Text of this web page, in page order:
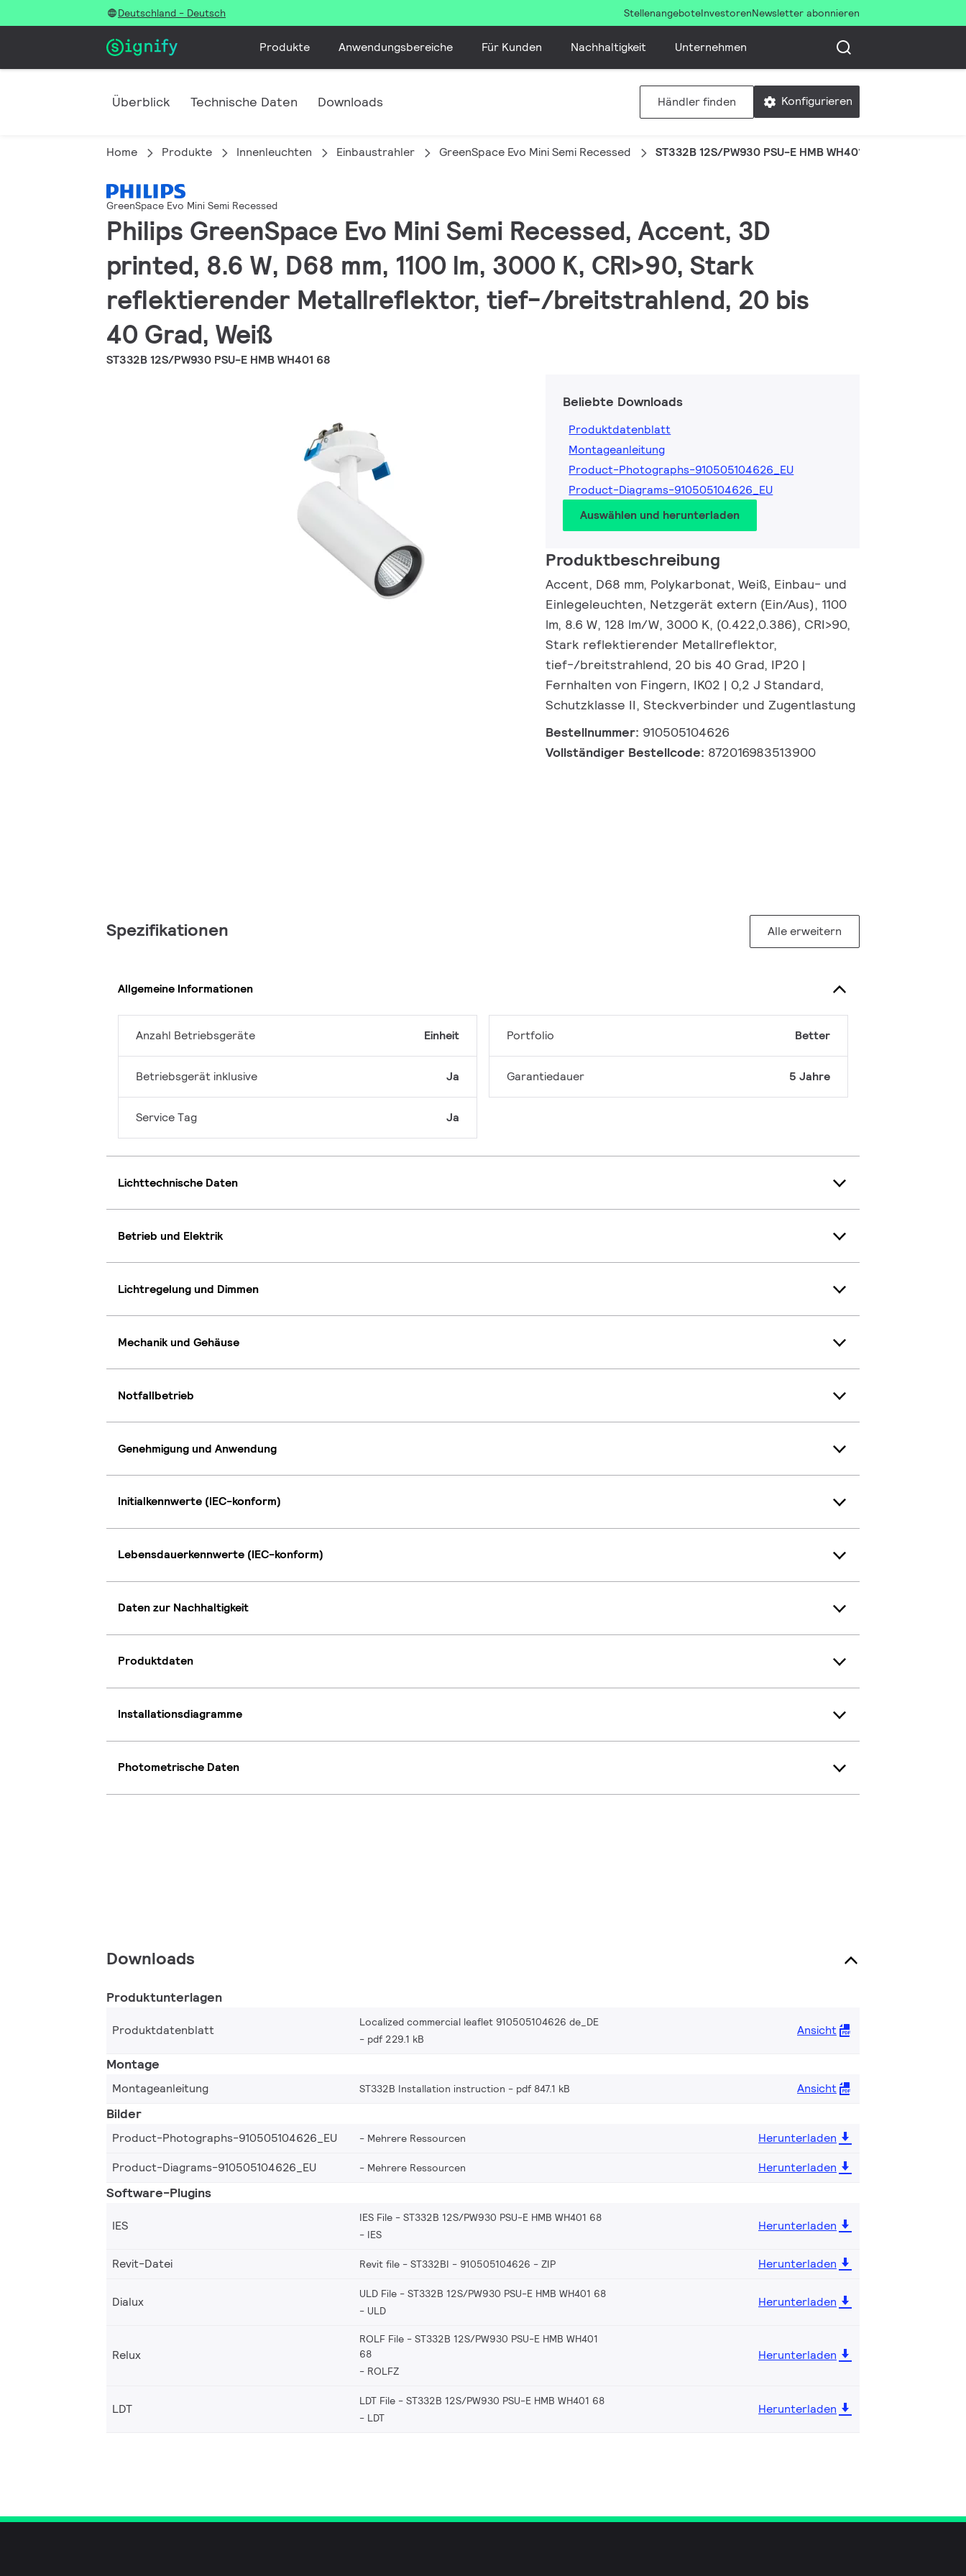
Deutschland - Deutsch StellenangeboteInvestorenNewsletter abonnieren
Produkte Anwendungsbereiche Für Kunden Nachhaltigkeit Unternehmen
Überblick Technische Daten Downloads Händler finden Konfigurieren
Home Produkte Innenleuchten Einbaustrahler GreenSpace Evo Mini Semi Recessed ST332B 12S/PW930 PSU-E HMB WH401 68
GreenSpace Evo Mini Semi Recessed
Philips GreenSpace Evo Mini Semi Recessed, Accent, 3D
printed, 8.6 W, D68 mm, 1100 lm, 3000 K, CRI>90, Stark
reflektierender Metallreflektor, tief-/breitstrahlend, 20 bis
40 Grad, Weiß
ST332B 12S/PW930 PSU-E HMB WH401 68
Beliebte Downloads
Produktdatenblatt
Montageanleitung
Product-Photographs-910505104626_EU
Product-Diagrams-910505104626_EU
Auswählen und herunterladen
Produktbeschreibung
Accent, D68 mm, Polykarbonat, Weiß, Einbau- und
Einlegeleuchten, Netzgerät extern (Ein/Aus), 1100
lm, 8.6 W, 128 lm/W, 3000 K, (0.422,0.386), CRI>90,
Stark reflektierender Metallreflektor,
tief-/breitstrahlend, 20 bis 40 Grad, IP20 |
Fernhalten von Fingern, IK02 | 0,2 J Standard,
Schutzklasse II, Steckverbinder und Zugentlastung
Bestellnummer: 910505104626
Vollständiger Bestellcode: 872016983513900
Spezifikationen Alle erweitern
Allgemeine Informationen
Anzahl Betriebsgeräte Einheit
Betriebsgerät inklusive Ja
Service Tag Ja
Portfolio Better
Garantiedauer 5 Jahre
Lichttechnische Daten
Betrieb und Elektrik
Lichtregelung und Dimmen
Mechanik und Gehäuse
Notfallbetrieb
Genehmigung und Anwendung
Initialkennwerte (IEC-konform)
Lebensdauerkennwerte (IEC-konform)
Daten zur Nachhaltigkeit
Produktdaten
Installationsdiagramme
Photometrische Daten
Downloads
Produktunterlagen
Produktdatenblatt
Localized commercial leaflet 910505104626 de_DE
pdf 229.1 kB
Ansicht
Montage
Montageanleitung ST332B Installation instruction pdf 847.1 kB Ansicht
Bilder
Product-Photographs-910505104626_EU Mehrere Ressourcen
Herunterladen
Product-Diagrams-910505104626_EU
Mehrere Ressourcen Herunterladen
Software-Plugins
IES
IES File - ST332B 12S/PW930 PSU-E HMB WH401 68
IES
Herunterladen
Revit-Datei Revit file - ST332BI - 910505104626 ZIP Herunterladen
Dialux
ULD File - ST332B 12S/PW930 PSU-E HMB WH401 68
ULD
Herunterladen
Relux
ROLF File - ST332B 12S/PW930 PSU-E HMB WH401
68
ROLFZ
Herunterladen
LDT
LDT File - ST332B 12S/PW930 PSU-E HMB WH401 68
LDT
Herunterladen